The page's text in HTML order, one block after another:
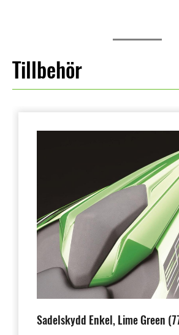
Tillbehör
Sadelskydd Enkel, Lime Green